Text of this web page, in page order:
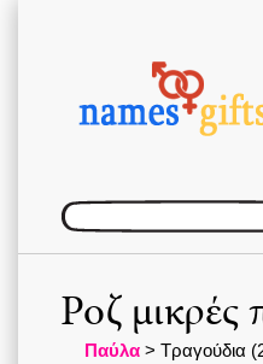
Ροζ
Παύλα > Τραγούδια